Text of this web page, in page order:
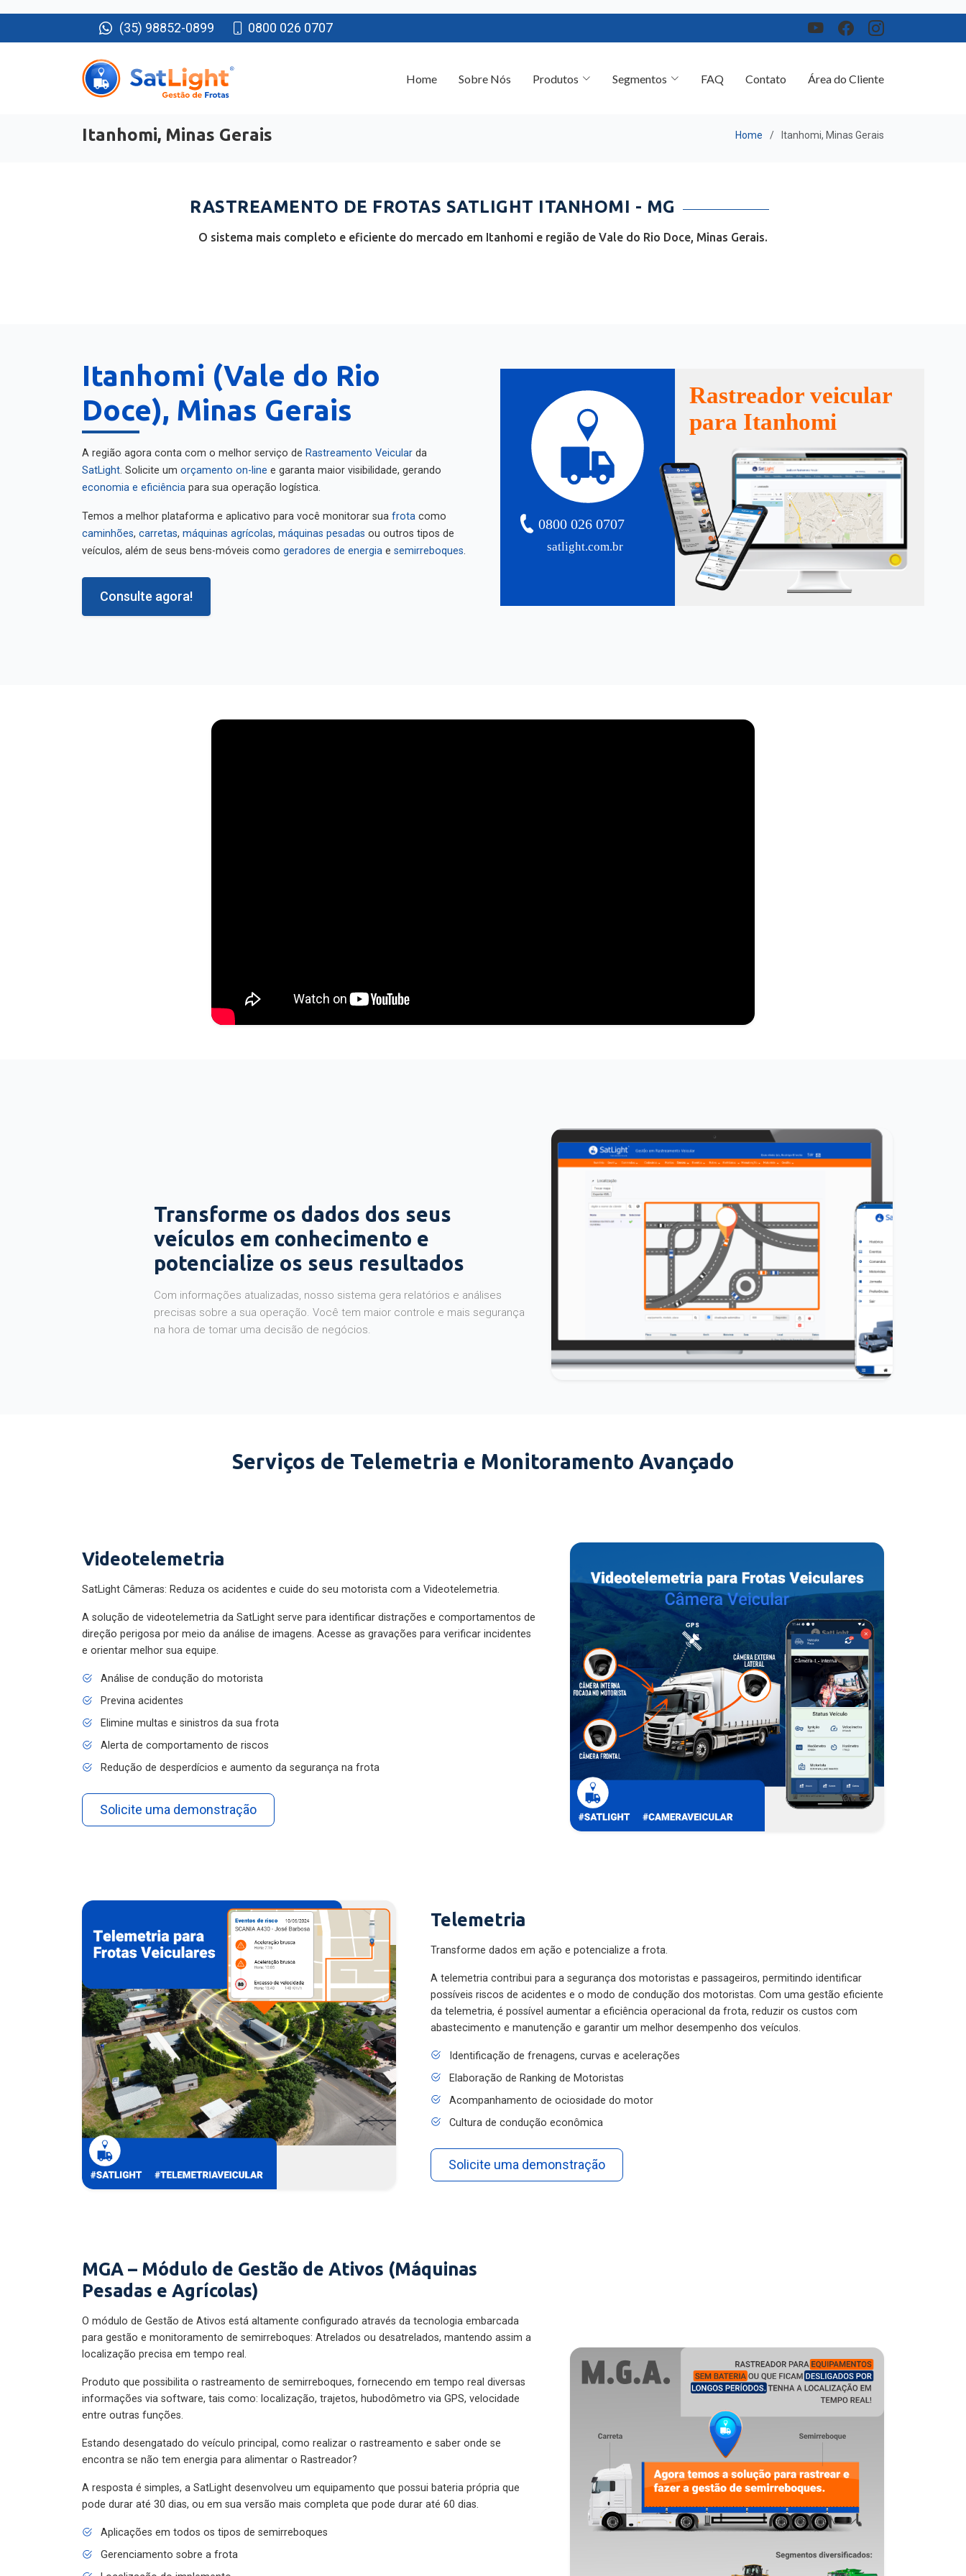
(35) 98852-0899 0800 026 0707
Itanhomi, Minas Gerais
RASTREAMENTO DE FROTAS SATLIGHT ITANHOMI - MG
O sistema mais completo e eficiente do mercado em Itanhomi e região de Vale do Rio Doce, Minas Gerais.
Itanhomi (Vale do Rio
Doce), Minas Gerais
A região agora conta com o melhor serviço de Rastreamento Veicular
da
SatLight
. Solicite um orçamento on-line
e garanta maior visibilidade, gerando
economia e eficiência
para sua operação logística.
Temos a melhor plataforma e aplicativo para você monitorar sua frota
caminhões
máquinas agrícolas máquinas pesadas
ou outros tipos de
veículos, além de seus bens-móveis como
geradores de energia semirreboques
Consulte agora!
satlight.com.br
0800 026 0707
Rastreador veicular
para Itanhomi
Transforme os dados dos seus
veículos em conhecimento e
potencialize os seus resultados
Com informações atualizadas, nosso sistema gera relatórios e análises
precisas sobre a sua operação. Você tem maior controle e mais segurança
na hora de tomar uma decisão de negócios.
Serviços de Telemetria e Monitoramento Avançado
Videotelemetria
SatLight Câmeras: Reduza os acidentes e cuide do seu motorista com a Videotelemetria.
A solução de videotelemetria da SatLight serve para identificar distrações e comportamentos de
direção perigosa por meio da análise de imagens. Acesse as gravações para verificar incidentes
e orientar melhor sua equipe.
Análise de condução do motorista
Previna acidentes
Elimine multas e sinistros da sua frota
Alerta de comportamento de riscos
Redução de desperdícios e aumento da segurança na frota
Solicite uma demonstração
Telemetria
Transforme dados em ação e potencialize a frota.
A telemetria contribui para a segurança dos motoristas e passageiros, permitindo identificar
possíveis riscos de acidentes e o modo de condução dos motoristas. Com uma gestão eficiente
da telemetria, é possível aumentar a eficiência operacional da frota, reduzir os custos com
abastecimento e manutenção e garantir um melhor desempenho dos veículos.
Identificação de frenagens, curvas e acelerações
Elaboração de Ranking de Motoristas
Acompanhamento de ociosidade do motor
Cultura de condução econômica
Solicite uma demonstração
MGA – Módulo de Gestão de Ativos (Máquinas
Pesadas e Agrícolas)
O módulo de Gestão de Ativos está altamente configurado através da tecnologia embarcada
para gestão e monitoramento de semirreboques: Atrelados ou desatrelados, mantendo assim a
localização precisa em tempo real.
Produto que possibilita o rastreamento de semirreboques, fornecendo em tempo real diversas
informações via software, tais como: localização, trajetos, hubodômetro via GPS, velocidade
entre outras funções.
Estando desengatado do veículo principal, como realizar o rastreamento e saber onde se
encontra se não tem energia para alimentar o Rastreador?
A resposta é simples, a SatLight desenvolveu um equipamento que possui bateria própria que
pode durar até 30 dias, ou em sua versão mais completa que pode durar até 60 dias.
Aplicações em todos os tipos de semirreboques
Gerenciamento sobre a frota
Localização do implemento